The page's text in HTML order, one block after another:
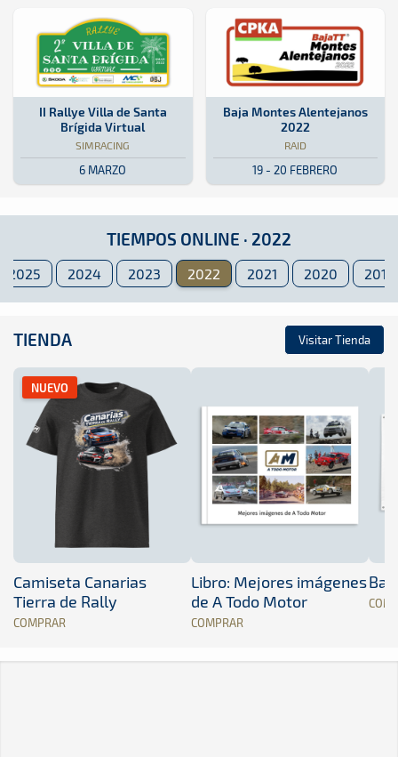
II Rallye Villa de Santa
Brígida Virtual
SIMRACING
6 MARZO
SimRacing · II Rallye Villa de Santa Brígida Virtual: Aquí podrás
OnlineOnline
Baja Montes Alentejanos
2022
RAID
19 - 20 FEBRERO
Raid · Baja Montes
Alentejo, Portugal Alentejo,
TIEMPOS ONLINE · 2022
2025 2024 2023 2022 2021 2020 2019
TIENDA Visitar Tienda
NUEVO
Camiseta Canarias
Tierra de Rally
COMPRAR
Libro: Mejores imágenes
de A Todo Motor
COMPRAR